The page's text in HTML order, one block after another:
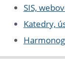
SIS,
Katedry,